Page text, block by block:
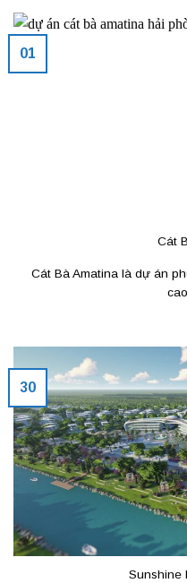
Cát
Cát Bà Amatina là dự án
01
Sunshine
30